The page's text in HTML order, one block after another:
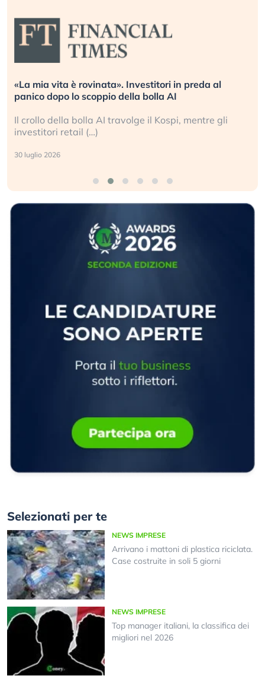
«La mia vita è rovinata». Investitori in preda al
panico dopo lo scoppio della bolla AI
Il crollo della bolla AI travolge il Kospi, mentre gli
investitori retail (…)
30 luglio 2026
Selezionati per te
NEWS IMPRESE
Arrivano i mattoni di plastica riciclata.
Case costruite in soli 5 giorni
NEWS IMPRESE
Top manager italiani, la classifica dei
migliori nel 2026